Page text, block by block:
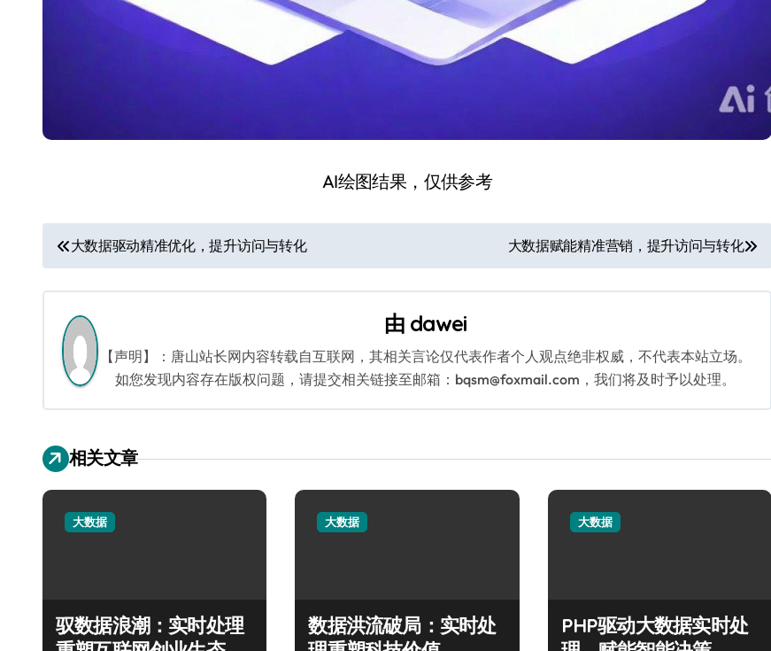
AI绘图结果，仅供参考
文
章
导
航
大数据驱动精准优化，提升访问与转化 大数据赋能精准营销，提升访问与转化
由 dawei
【声明】：唐山站长网内容转载自互联网，其相关言论仅代表作者个人观点绝非权威，不代表本站立场。
如您发现内容存在版权问题，请提交相关链接至邮箱：bqsm@foxmail.com，我们将及时予以处理。
相关文章
大数据
驭数据浪潮：实时处理
大数据
数据洪流破局：实时处
大数据
PHP驱动大数据实时处